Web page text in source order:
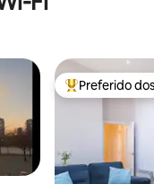
Entre os
Preferido